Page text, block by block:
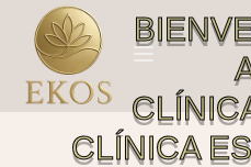
CLÍNICA